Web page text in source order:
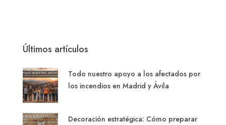
Últimos artículos
Todo nuestro apoyo a los afectados por
los incendios en Madrid y Ávila
Decoración estratégica: Cómo preparar